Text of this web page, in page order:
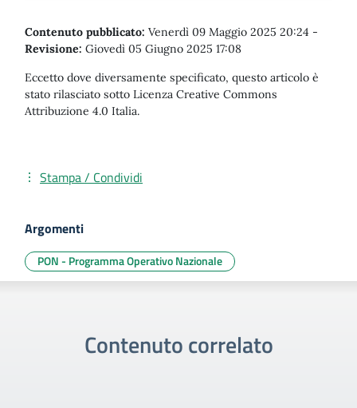
Contenuto pubblicato: Venerdì 09 Maggio 2025 20:24 -
Revisione: Giovedì 05 Giugno 2025 17:08
Eccetto dove diversamente specificato, questo articolo è
stato rilasciato sotto Licenza Creative Commons
Attribuzione 4.0 Italia.
Stampa / Condividi
Argomenti
PON - Programma Operativo Nazionale
Contenuto correlato